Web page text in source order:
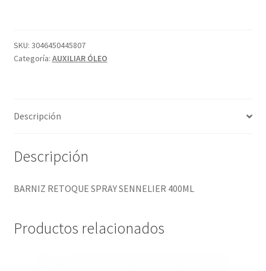
cantidad
SKU: 3046450445807
Categoría: AUXILIAR ÓLEO
Descripción
Descripción
BARNIZ RETOQUE SPRAY SENNELIER 400ML
Productos relacionados